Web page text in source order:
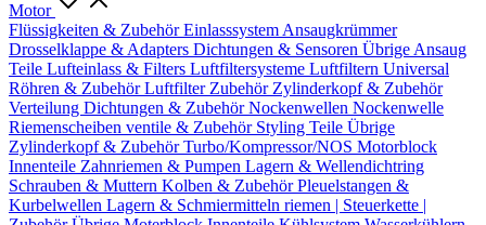
Motor
Flüssigkeiten & ZubehörEinlasssystem Ansaugkrümmer
Drosselklappe & Adapters Dichtungen & Sensoren Übrige Ansaug
Teile Lufteinlass & Filters Luftfiltersysteme Luftfiltern Universal
Röhren & ZubehörLuftfilter Zubehör Zylinderkopf & Zubehör
Verteilung Dichtungen & ZubehörNockenwellen Nockenwelle
Riemenscheiben ventile & Zubehör Styling Teile Übrige
Zylinderkopf & ZubehörTurbo/Kompressor/NOS Motorblock
Innenteile Zahnriemen & Pumpen Lagern & Wellendichtring
Schrauben & Muttern Kolben & ZubehörPleuelstangen &
Kurbelwellen Lagern & Schmiermitteln riemen | Steuerkette |